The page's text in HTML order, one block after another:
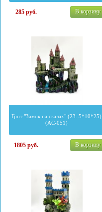
285руб. В корзину
Грот "Замок на скалах" (23. 5*10*25)
(AC-051)
1805руб. В корзину